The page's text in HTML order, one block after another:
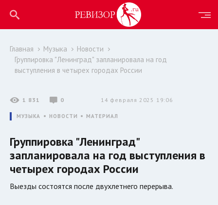
Главная Музыка
Новости
Группировка "Ленинград" запланировала на год
выступления в четырех городах России
1 831 0 14 февраля 2025 19:06
МУЗЫКА НОВОСТИ МАТЕРИАЛ
Группировка "Ленинград"
запланировала на год выступления в
четырех городах России
Выезды состоятся после двухлетнего перерыва.